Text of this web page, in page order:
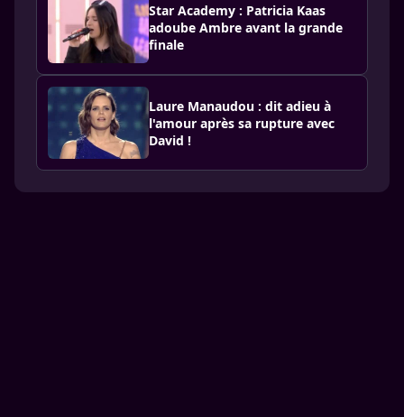
Star Academy : Patricia Kaas
adoube Ambre avant la grande
finale
Laure Manaudou : dit adieu à
l'amour après sa rupture avec
David !